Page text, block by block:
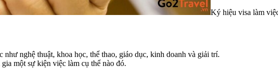
Ký hiệu visa làm
nghệ thuật, khoa học, thể thao, giáo dục, kinh doanh và giải trí.
một sự kiện việc làm cụ thể nào đó.